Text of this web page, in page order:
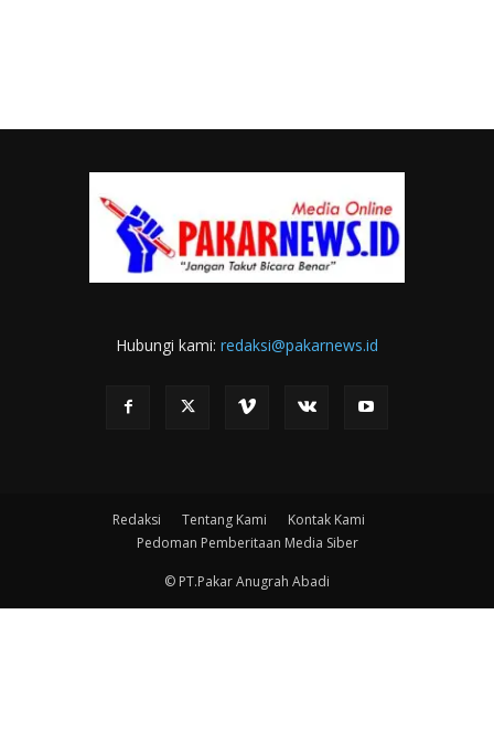
Hubungi kami: redaksi@pakarnews.id
Redaksi Tentang Kami
Kontak Kami
Pedoman Pemberitaan Media Siber
© PT.Pakar Anugrah Abadi